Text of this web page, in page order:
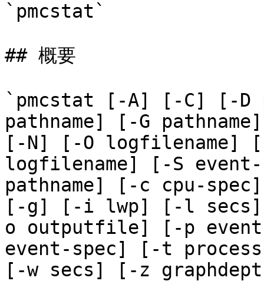
`pmcstat`
## 概要
`pmcstat [-A] [-C] [-D
pathname] [-G
[-N] [-O logfilename]
logfilename] [-S
pathname] [-c cpu-
[-g] [-i lwp] [-l secs]
o outputfile] [-p
event-spec] [-t
[-w secs] [-z